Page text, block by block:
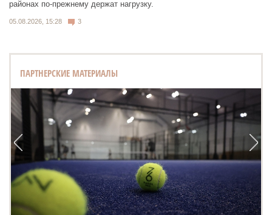
районах по-прежнему держат нагрузку.
05.08.2026, 15:28 3
ПАРТНЕРСКИЕ МАТЕРИАЛЫ